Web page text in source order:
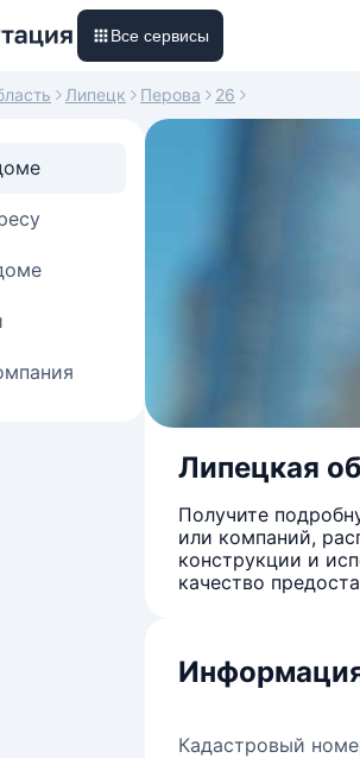
Все сервисы
Липецк Перова 26
Липецкая
Получите
или компаний,
конструкции и
качество
Кадастровый